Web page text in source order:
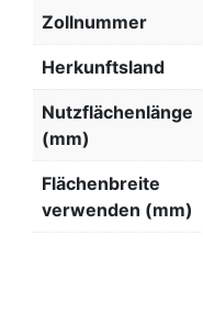
Zollnummer
Herkunftsland
Nutzflächenlänge
(mm)
Flächenbreite
verwenden (mm)